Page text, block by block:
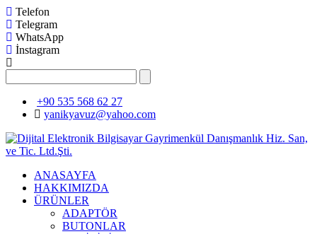
Telefon
Telegram
WhatsApp
İnstagram
+90 535 568 62 27
yanikyavuz@yahoo.com
ANASAYFA
HAKKIMIZDA
ÜRÜNLER
ADAPTÖR
BUTONLAR